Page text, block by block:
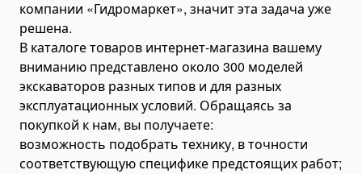
Тягачи
Шасси
Автобетоносмесители
Автоцистерны
Автоцистерны для газа
Автоцистерны для топлива
Автоцистерны для нефтепродуктов
компании «Гидромаркет», значит эта задача уже
решена.
В каталоге товаров интернет-магазина вашему
вниманию представлено около 300 моделей
экскаваторов разных типов и для разных
эксплуатационных условий. Обращаясь за
покупкой к нам, вы получаете:
возможность подобрать технику, в точности
соответствующую специфике предстоящих работ;